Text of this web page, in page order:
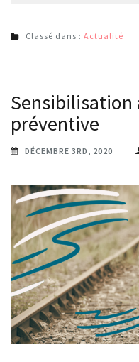
Classé dans : Actualité
Sensibilisation
préventive
DÉCEMBRE 3RD, 2020